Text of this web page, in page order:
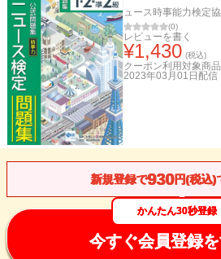
ュース時事能力検定
(0)
レビューを書く
¥1,430 (税込)
クーポン利用対象商品
2023年03月01日 配信
新規登録で930円(税込)
かんたん30秒登録
今すぐ会員登録